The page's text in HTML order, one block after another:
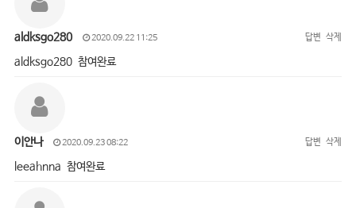
aldksgo280 2020.09.22 11:25 답변 삭제
aldksgo280 참여완료
이안나 2020.09.23 08:22 답변 삭제
leeahnna 참여완료